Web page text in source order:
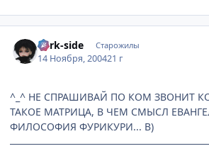
dark-side Старожилы
14 Ноября, 200421 г
^_^ НЕ СПРАШИВАЙ ПО КОМ ЗВОНИТ
ТАКОЕ МАТРИЦА, В ЧЕМ СМЫСЛ
ФИЛОСОФИЯ ФУРИКУРИ... B)